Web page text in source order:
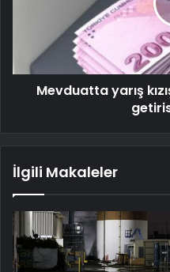
Mevduatta yarış
İlgili Makaleler